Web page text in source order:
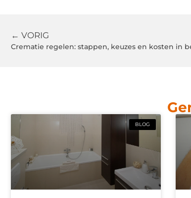
← VORIG
Crematie regelen: stappen, keuzes en kosten in
BLOG